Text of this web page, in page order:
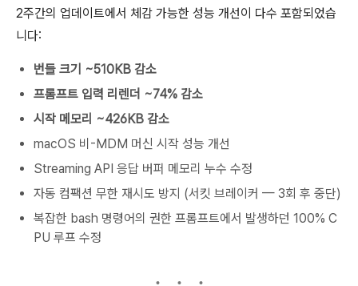
2주간의 업데이트에서 체감 가능한 성능 개선이 다수 포함되었습
니다:
번들 크기 ~510KB 감소
프롬프트 입력 리렌더 ~74% 감소
시작 메모리 ~426KB 감소
macOS 비-MDM 머신 시작 성능 개선
Streaming API 응답 버퍼 메모리 누수 수정
자동 컴팩션 무한 재시도 방지 (서킷 브레이커 — 3회 후 중단)
복잡한 bash 명령어의 권한 프롬프트에서 발생하던 100% C
PU 루프 수정